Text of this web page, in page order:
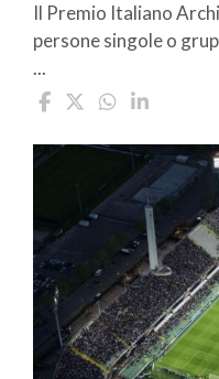
Il Premio Italiano
persone singole o
...